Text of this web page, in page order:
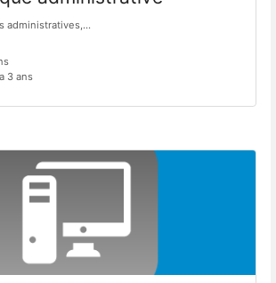
administratives,...
3 ans